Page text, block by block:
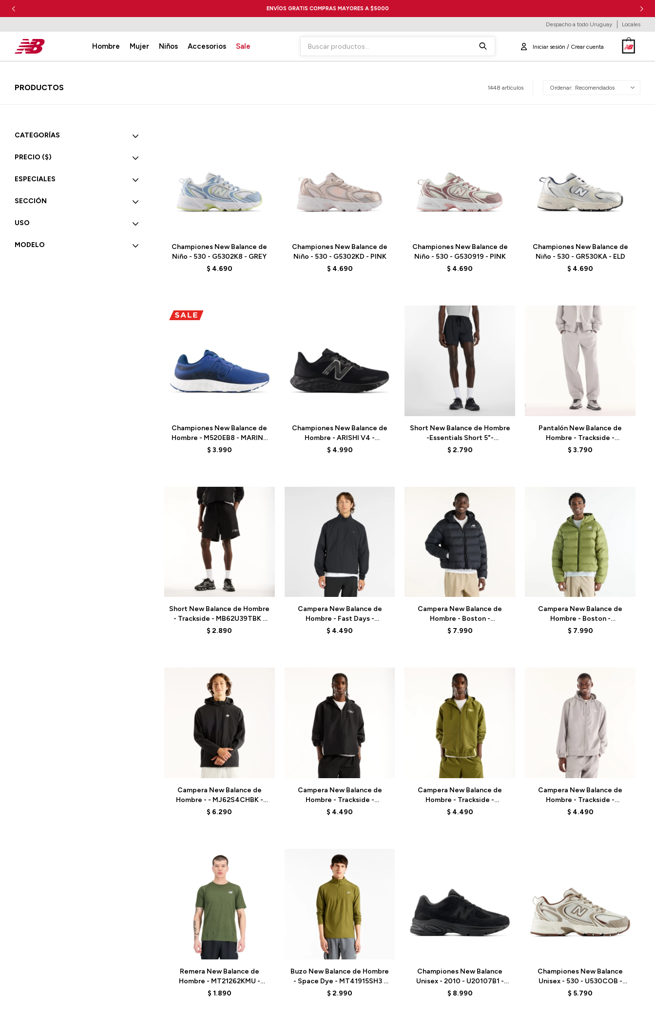
ENVÍOS GRATIS COMPRAS MAYORES A $5000
Hombre Mujer Niños Accesorios Sale
Despacho a todo Uruguay Locales
PRODUCTOS 1448 artículos Recomendados
Championes New Balance de
Niño - 530 - G5302K8 - GREY
$ 4.690
Championes New Balance de
Niño - 530 - G5302KD - PINK
$ 4.690
Championes New Balance de
Niño - 530 - G530919 - PINK
$ 4.690
Championes New Balance de
Niño - 530 - GR530KA - ELD
$ 4.690
Championes New Balance de
Hombre - M520EB8 - MARINE
BLUE
$ 3.990
Championes New Balance de
Hombre - ARISHI V4 -
MARISSB4 - BLACK
$ 4.990
Short New Balance de Hombre
-Essentials Short 5"-
MB6180TABK - BLACK
$ 2.790
Pantalón New Balance de
Hombre - Trackside -
MB62A8LTYST - GREY
$ 3.790
Short New Balance de Hombre
- Trackside - MB62U39TBK -
BLACK
$ 2.890
Campera New Balance de
Hombre - Fast Days -
MJ6126S5BK - BLACK
$ 4.490
Campera New Balance de
Hombre - Boston -
MJ62G17OBK - BLACK
$ 7.990
Campera New Balance de
Hombre - Boston -
MJ62G17OGEE - GREEN
$ 7.990
Campera New Balance de
Hombre - - MJ62S4CHBK -
BLACK
$ 6.290
Campera New Balance de
Hombre - Trackside -
MJ62Y8SJBK - BLACK
$ 4.490
Campera New Balance de
Hombre - Trackside -
MJ62Y8SJGEE - GREEN
$ 4.490
Campera New Balance de
Hombre - Trackside -
MJ62Y8SJYST - GREY
$ 4.490
Remera New Balance de
Hombre - MT21262KMU -
GREEN
$ 1.890
Talle
Buzo New Balance de Hombre
- Space Dye - MT41915SH3 -
GREEN
$ 2.990
Championes New Balance
Unisex - 2010 - U20107B1 -
BLACK
$ 8.990
Championes New Balance
Unisex - 530 - U530COB -
WHITE
$ 5.790
CATEGORÍAS
PRECIO ($)
ESPECIALES
SECCIÓN
USO
MODELO